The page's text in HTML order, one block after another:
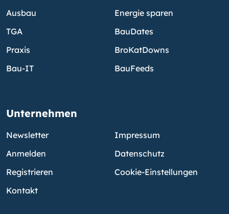
Ausbau
TGA
Praxis
Bau-IT
Energie sparen
BauDates
BroKatDowns
BauFeeds
Unternehmen
Newsletter
Anmelden
Registrieren
Kontakt
Impressum
Datenschutz
Cookie-Einstellungen